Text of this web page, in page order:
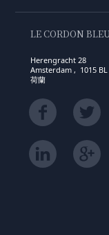
LE CORDON
Herengracht 28
Amsterdam , 1015 BL
荷蘭